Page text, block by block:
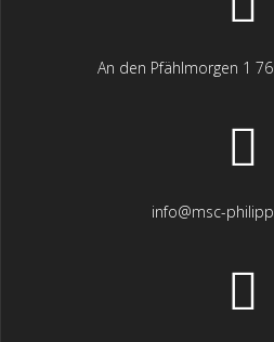
An den Pfählmorgen 1
info@msc-